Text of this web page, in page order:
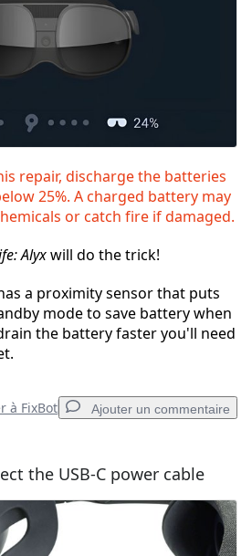
repair, discharge the batteries
25%. A charged battery may
or catch fire if damaged.
Alyxwill do the trick!
a proximity sensor that puts
mode to save battery when
the battery faster you'll need
à FixBot Ajouter un commentaire
un commentaire
the USB-C power cable